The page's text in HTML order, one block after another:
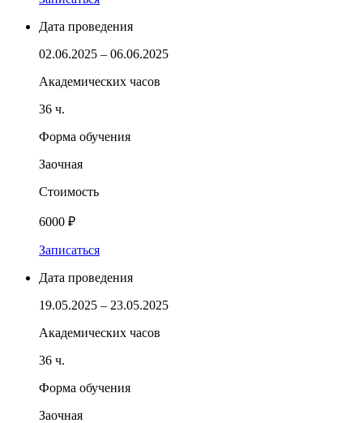
Дата проведения
02.06.2025 – 06.06.2025
Академических часов
36 ч.
Форма обучения
Заочная
Стоимость
6000 ₽
Записаться
Дата проведения
19.05.2025 – 23.05.2025
Академических часов
36 ч.
Форма обучения
Заочная